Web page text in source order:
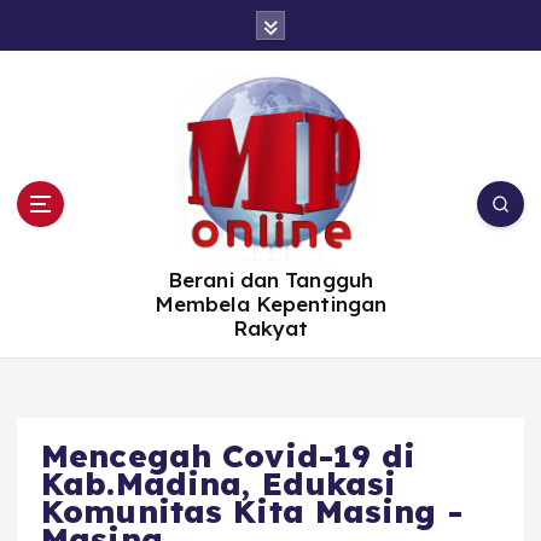
Berani dan Tangguh
Membela Kepentingan
Rakyat
Mencegah Covid-19 di
Kab.Madina, Edukasi
Komunitas Kita Masing -